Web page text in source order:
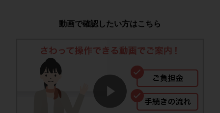
動画で確認したい方はこちら